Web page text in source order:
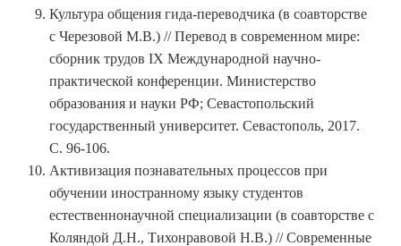
Культура общения гида-переводчика (в соавторстве
с Черезовой М.В.) // Перевод в современном мире:
сборник трудов IX Международной научно-
практической конференции. Министерство
образования и науки РФ; Севастопольский
государственный университет. Севастополь, 2017.
С. 96-106.
Активизация познавательных процессов при
обучении иностранному языку студентов
естественнонаучной специализации (в соавторстве с
Коляндой Д.Н., Тихонравовой Н.В.) // Современные